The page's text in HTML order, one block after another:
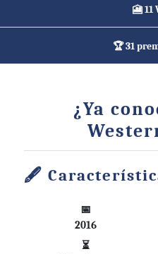
🎦 11
🏆 31
¿Ya
📅
2016
⏳